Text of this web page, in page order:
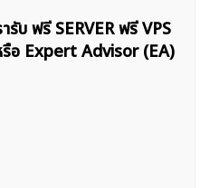
บ ฟรี SERVER ฟรี VPS
รือ Expert Advisor (EA)